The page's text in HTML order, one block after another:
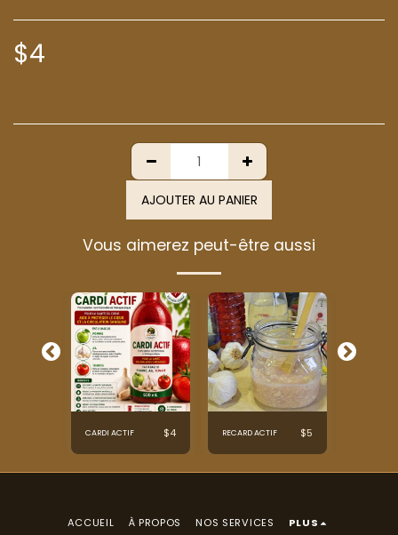
$4
AJOUTER AU PANIER
Vous aimerez peut-être aussi
CARDI ACTIF $4 RECARD ACTIF $5
ACCUEIL À PROPOS NOS SERVICES PLUS